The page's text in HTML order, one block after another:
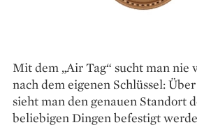
Mit dem „Air Tag“ sucht man nie
nach dem eigenen Schlüssel:
sieht man den genauen Standort
beliebigen Dingen befestigt